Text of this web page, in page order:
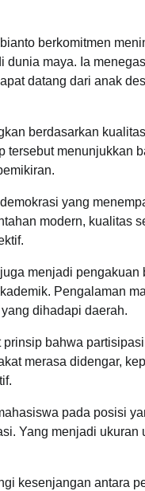
berkomitmen
maya. Ia
datang dari anak
berdasarkan
tersebut menunjukkan
yang
modern, kualitas
menjadi
Pengalaman
dihadapi daerah.
bahwa
merasa didengar,
pada posisi
Yang menjadi
kesenjangan antara